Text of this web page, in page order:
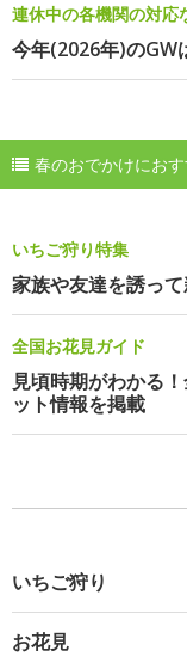
連休中の各機関の対応
今年(2026年)のGW
春のおでかけにお
いちご狩り特集
家族や友達を誘っ
全国お花見ガイド
見頃時期がわかる
ット情報を掲載
いちご狩り
お花見